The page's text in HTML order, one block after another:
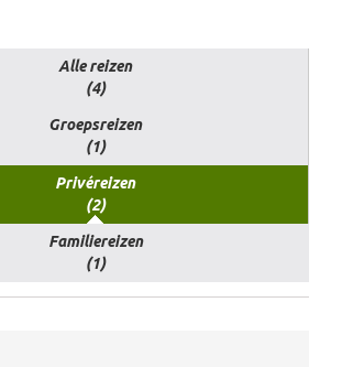
Alle reizen
(4)
Groepsreizen
(1)
Privéreizen
(2)
Familiereizen
(1)